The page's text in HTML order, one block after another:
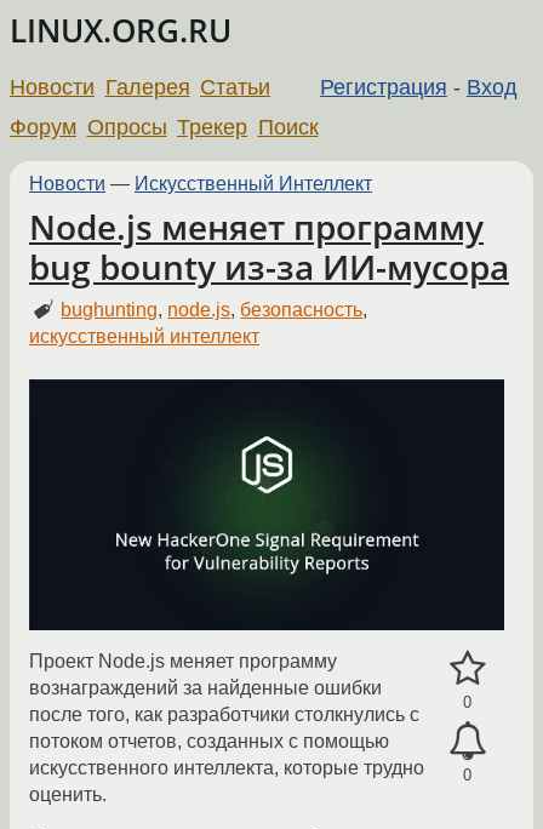
LINUX.ORG.RU
Регистрация - Вход
Новости Галерея Статьи
Форум Опросы Трекер Поиск
Новости — Искусственный Интеллект
Node.js меняет программу
bug bounty из-за ИИ-мусора
bughunting, node.js, безопасность,
искусственный интеллект
0
0
Проект Node.js меняет программу
вознаграждений за найденные ошибки
после того, как разработчики столкнулись с
потоком отчетов, созданных с помощью
искусственного интеллекта, которые трудно
оценить.